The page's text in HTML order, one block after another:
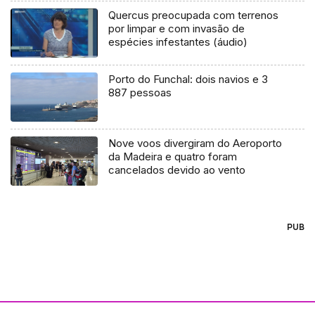
Quercus preocupada com terrenos
por limpar e com invasão de
espécies infestantes (áudio)
Porto do Funchal: dois navios e 3
887 pessoas
Nove voos divergiram do Aeroporto
da Madeira e quatro foram
cancelados devido ao vento
PUB